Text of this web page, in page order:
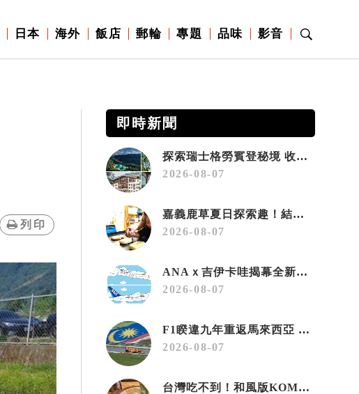
日本 海外 飯店 郵輪 專題 品味 影音
列印
即時新聞
探索瑞士格勞賓登秘境 收藏六種阿爾卑斯夏日療癒之旅
2026-08-07
嘉義鹿草夏日探索趣！結合科學、農場與自然的親子小旅行
2026-08-07
ANAｘ吉伊卡哇揭幕全新彩繪機「Chiikawa JET」
2026-08-07
F1睽違九年重返馬來西亞 三大國際賽事打造10月運動旅遊熱潮 賽車、自行車、路跑同週登場
2026-08-07
台灣吃不到！和風版KOMEDA咖啡讓你吃遍名古屋在地美食